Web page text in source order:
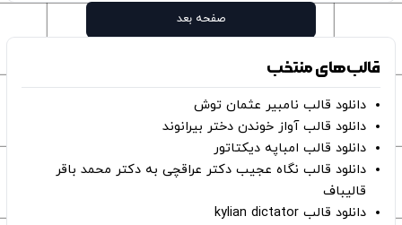
صفحه بعد
قالب‌های منتخب
دانلود قالب نامبیر عثمان ‌توش
دانلود قالب آواز خوندن دختر بیرانوند
دانلود قالب امباپه دیکتاتور
دانلود قالب نگاه عجیب دکتر عراقچی به دکتر محمد باقر
قالیباف
دانلود قالب kylian dictator